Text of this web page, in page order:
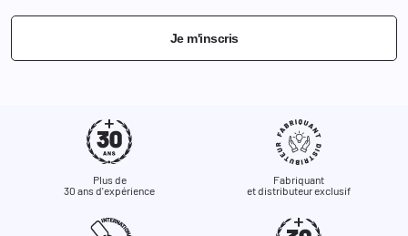
Je m'inscris
Plus de
30 ans d'expérience
Fabriquant
et distributeur exclusif